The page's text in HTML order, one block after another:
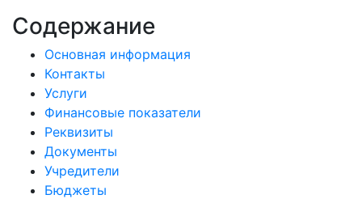
Содержание
Основная информация
Контакты
Услуги
Финансовые показатели
Реквизиты
Документы
Учредители
Бюджеты